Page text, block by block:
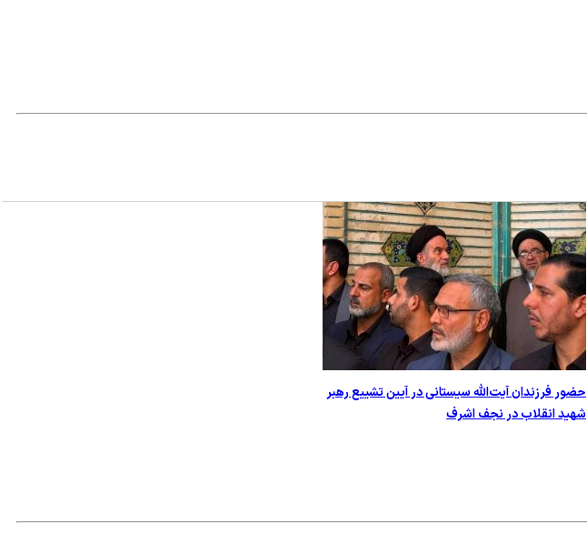
حضور فرزندان آیت‌الله سیستانی در آیین تشییع رهبر
شهید انقلاب در نجف اشرف